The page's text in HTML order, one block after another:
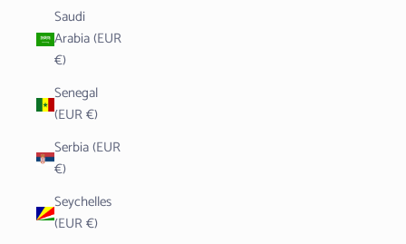
Saudi
Arabia (EUR
€)
Senegal
(EUR €)
Serbia (EUR
€)
Seychelles
(EUR €)